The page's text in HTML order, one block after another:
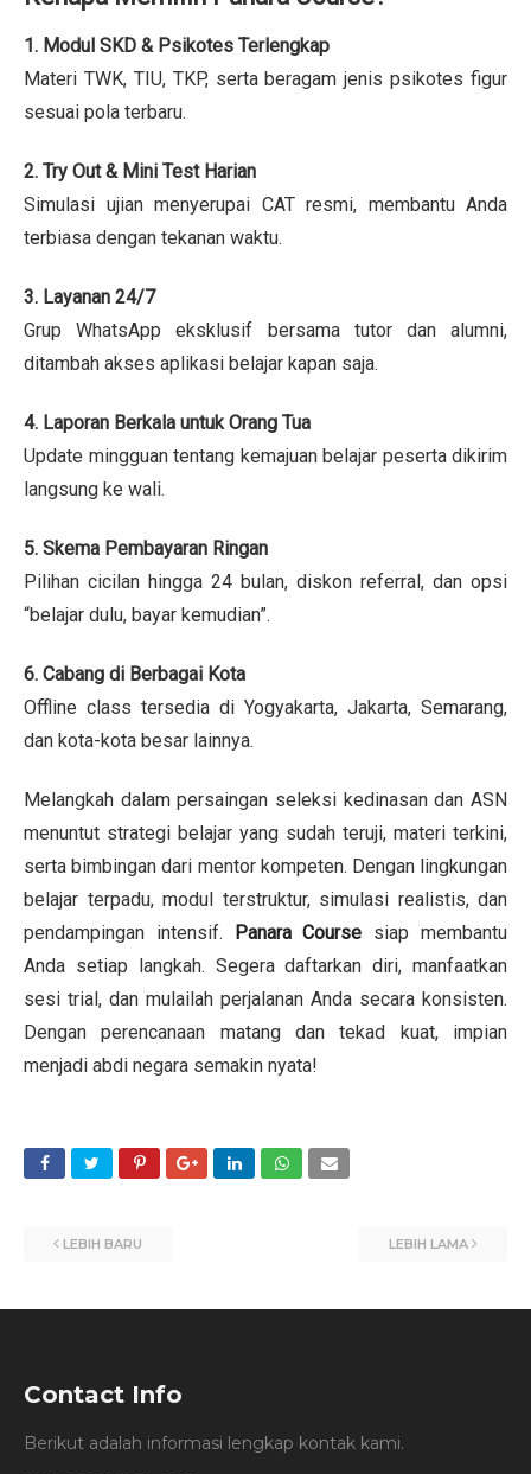
1. Modul SKD & Psikotes Terlengkap
Materi TWK, TIU, TKP, serta beragam jenis psikotes figur
sesuai pola terbaru.
2. Try Out & Mini Test Harian
Simulasi ujian menyerupai CAT resmi, membantu Anda
terbiasa dengan tekanan waktu.
3. Layanan 24/7
Grup WhatsApp eksklusif bersama tutor dan alumni,
ditambah akses aplikasi belajar kapan saja.
4. Laporan Berkala untuk Orang Tua
Update mingguan tentang kemajuan belajar peserta dikirim
langsung ke wali.
5. Skema Pembayaran Ringan
Pilihan cicilan hingga 24 bulan, diskon referral, dan opsi
“belajar dulu, bayar kemudian”.
6. Cabang di Berbagai Kota
Offline class tersedia di Yogyakarta, Jakarta, Semarang,
dan kota-kota besar lainnya.
Melangkah dalam persaingan seleksi kedinasan dan ASN
menuntut strategi belajar yang sudah teruji, materi terkini,
serta bimbingan dari mentor kompeten. Dengan lingkungan
belajar terpadu, modul terstruktur, simulasi realistis, dan
pendampingan intensif. Panara Course siap membantu
Anda setiap langkah. Segera daftarkan diri, manfaatkan
sesi trial, dan mulailah perjalanan Anda secara konsisten.
Dengan perencanaan matang dan tekad kuat, impian
menjadi abdi negara semakin nyata!
LEBIH BARU LEBIH LAMA
Contact Info
Berikut adalah informasi lengkap kontak kami.